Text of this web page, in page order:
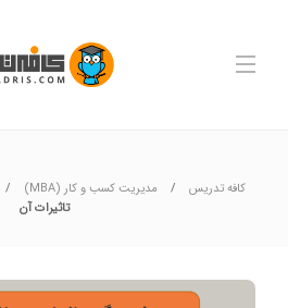
کافه تدریس مدیریت کسب و کار (MBA)
تاثیرات آن